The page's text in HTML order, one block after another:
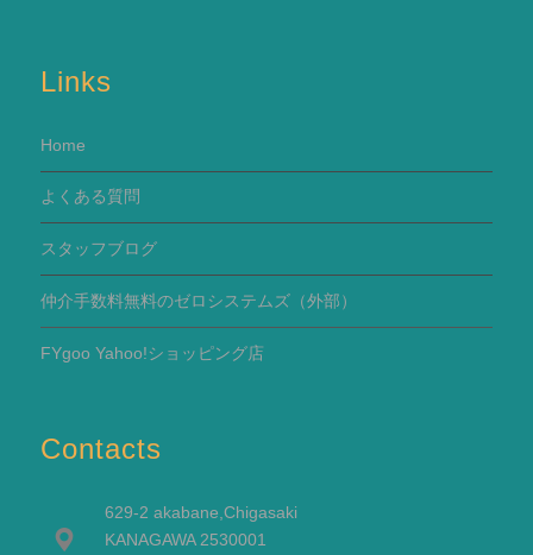
Links
Home
よくある質問
スタッフブログ
仲介手数料無料のゼロシステムズ（外部）
FYgoo Yahoo!ショッピング店
Contacts
629-2 akabane,Chigasaki
KANAGAWA 2530001